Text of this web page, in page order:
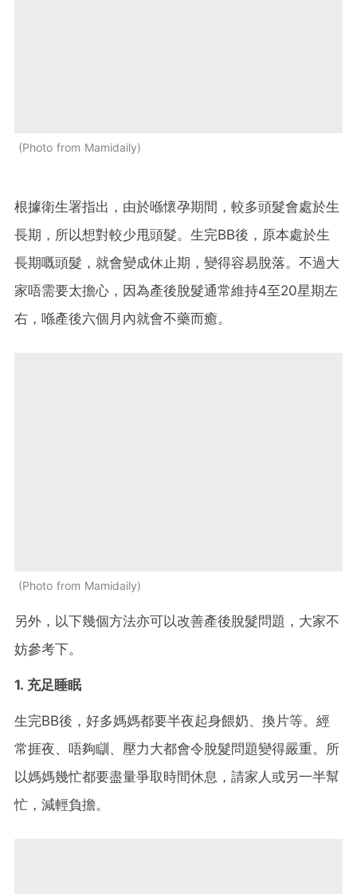
Photo from Mamidaily
根據衛生署指出，由於喺懷孕期間，較多頭髮會處於生
長期，所以想對較少甩頭髮。生完BB後，原本處於生
長期嘅頭髮，就會變成休止期，變得容易脫落。不過大
家唔需要太擔心，因為產後脫髮通常維持4至20星期左
右，喺產後六個月內就會不藥而癒。
Photo from Mamidaily
另外，以下幾個方法亦可以改善產後脫髮問題，大家不
妨參考下。
1. 充足睡眠
生完BB後，好多媽媽都要半夜起身餵奶、換片等。經
常捱夜、唔夠瞓、壓力大都會令脫髮問題變得嚴重。所
以媽媽幾忙都要盡量爭取時間休息，請家人或另一半幫
忙，減輕負擔。